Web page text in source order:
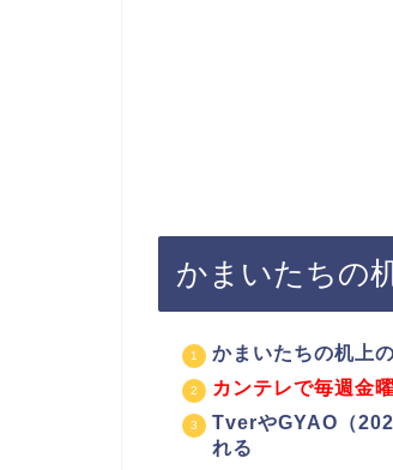
かまいたちの
かまいたちの机上
カンテレで毎週金
TverやGYAO（
れる